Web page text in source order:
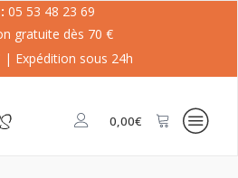
05 53 48 23 69
gratuite dès 70 €
| Expédition sous 24h
0,00€